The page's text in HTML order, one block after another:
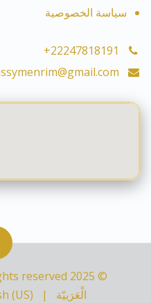
سياسة الخصوصية
+22247818191
© 2025 ClassyMenRim. All rights reserved
الْعَرَبيّة
|
(US)